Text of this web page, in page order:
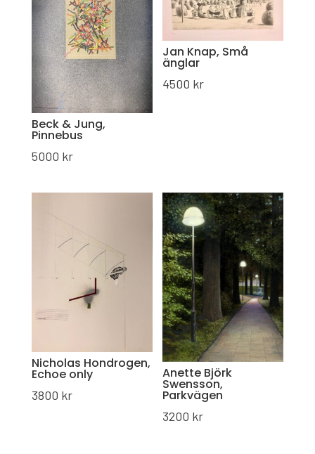
Beck & Jung,
Pinnebus
5000 kr
Jan Knap, Små
änglar
4500 kr
Nicholas Hondrogen,
Echoe only
3800 kr
Anette Björk
Swensson,
Parkvägen
3200 kr